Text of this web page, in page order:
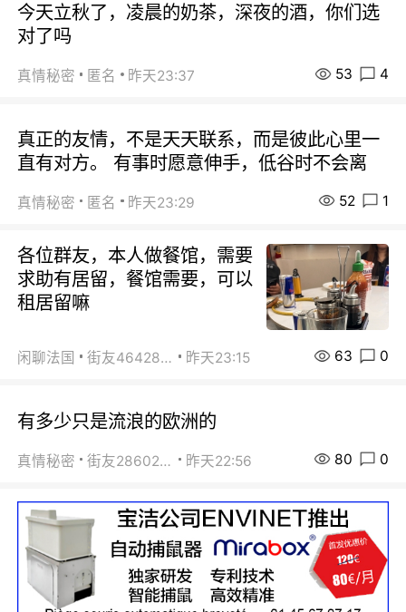
今天立秋了，凌晨的奶茶，深夜的酒，你们选
对了吗
真情秘密 匿名 昨天23:37 53 4
真正的友情，不是天天联系，而是彼此心里一
直有对方。 有事时愿意伸手，低谷时不会离
真情秘密 匿名 昨天23:29 52 1
各位群友，本人做餐馆，需要
求助有居留，餐馆需要，可以
租居留嘛
闲聊法国 街友46428878 昨天23:15 63 0
有多少只是流浪的欧洲的
真情秘密 街友28602925 昨天22:56 80 0